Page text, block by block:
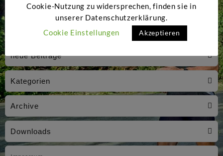
neue Beiträge
Kategorien
Archive
Downloads
Cookie-Nutzung zu widersprechen, finden sie in
unserer Datenschutzerklärung.
Cookie Einstellungen
Akzeptieren